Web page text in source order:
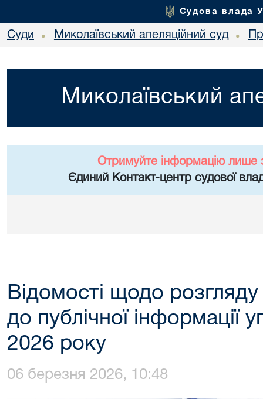
Судова влада
Суди • Миколаївський апеляційний суд •
Миколаївський
Отримуйте інформацію лише
Єдиний Контакт-центр судової
Відомості щодо
до публічної інформації
2026 року
06 березня 2026, 10:48